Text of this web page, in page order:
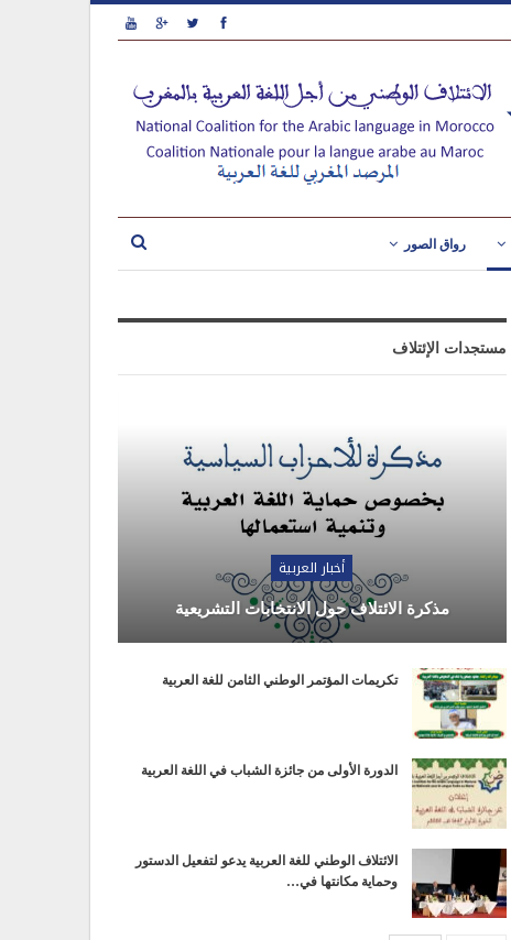
رواق الصور
مستجدات الإئتلاف
أخبار العربية
مذكرة الائتلاف حول الانتخابات التشريعية
تكريمات المؤتمر الوطني الثامن للغة العربية
الدورة الأولى من جائزة الشباب في اللغة العربية
الائتلاف الوطني للغة العربية يدعو لتفعيل الدستور
وحماية مكانتها في…